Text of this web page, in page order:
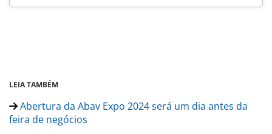
LEIA TAMBÉM
Abertura da Abav Expo 2024 será um dia antes da
feira de negócios